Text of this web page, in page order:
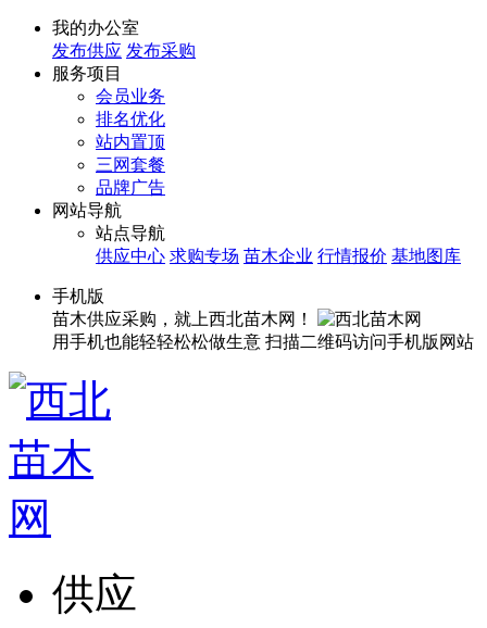
我的办公室
发布供应 发布采购
服务项目
会员业务
排名优化
站内置顶
三网套餐
品牌广告
网站导航
站点导航
供应中心 求购专场 苗木企业 行情报价 基地图库
手机版
苗木供应采购，就上西北苗木网！
用手机也能轻轻松松做生意 扫描二维码访问手机版网站
供应